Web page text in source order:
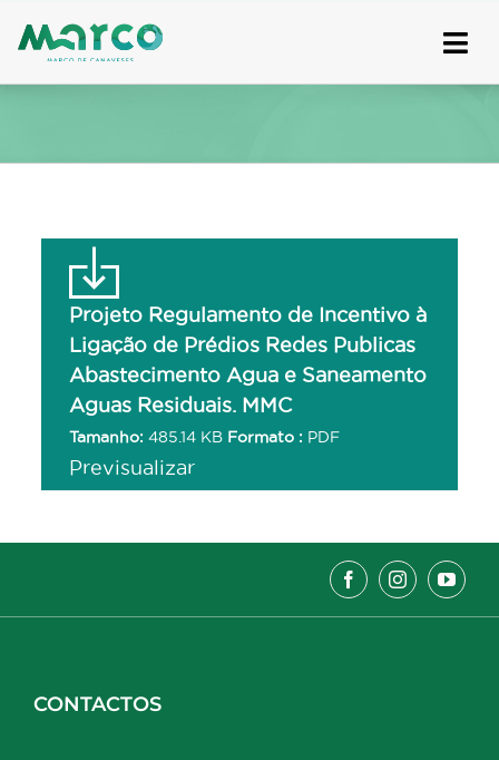
to
Projeto Regulamento de Incentivo à
Ligação de Prédios Redes Publicas
Abastecimento Agua e Saneamento
Aguas Residuais. MMC
Tamanho: 485.14 KB Formato : PDF
Previsualizar
CONTACTOS